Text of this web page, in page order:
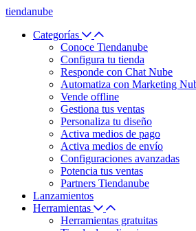
tiendanube
Categorías
Conoce Tiendanube
Configura tu tienda
Responde con Chat Nube
Automatiza con Marketing
Vende offline
Gestiona tus ventas
Personaliza tu diseño
Activa medios de pago
Activa medios de envío
Configuraciones avanzadas
Potencia tus ventas
Partners Tiendanube
Lanzamientos
Herramientas
Herramientas gratuitas